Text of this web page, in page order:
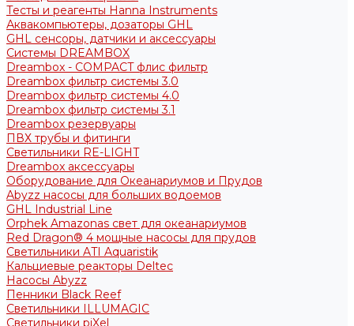
Тесты и реагенты Hanna Instruments
Аквакомпьютеры, дозаторы GHL
GHL сенсоры, датчики и аксессуары
Системы DREAMBOX
Dreambox - COMPACT флис фильтр
Dreambox фильтр системы 3.0
Dreambox фильтр системы 4.0
Dreambox фильтр системы 3.1
Dreambox резервуары
ПВХ трубы и фитинги
Светильники RE-LIGHT
Dreambox аксессуары
Оборудование для Океанариумов и Прудов
Abyzz насосы для больших водоемов
GHL Industrial Line
Orphek Amazonas свет для океанариумов
Red Dragon® 4 мощные насосы для прудов
Светильники ATI Aquaristik
Кальциевые реакторы Deltec
Насосы Abyzz
Пенники Black Reef
Светильники ILLUMAGIC
Светильники piXel